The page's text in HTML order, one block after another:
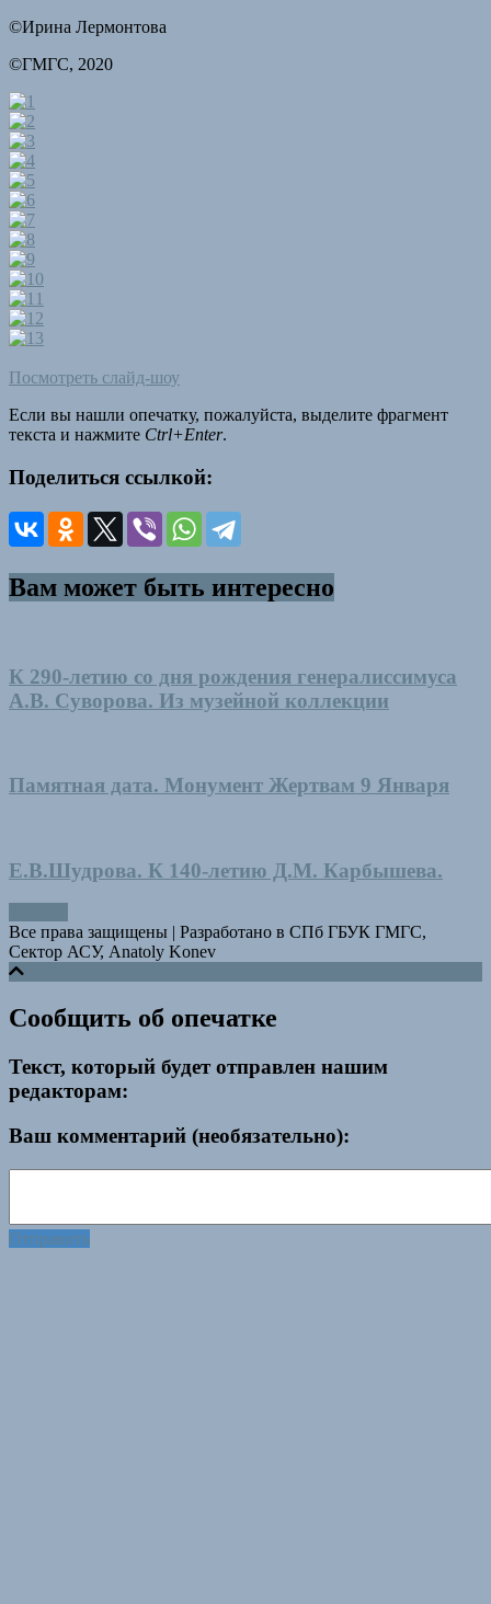
©Ирина Лермонтова
©ГМГС, 2020
Посмотреть слайд-шоу
Если вы нашли опечатку, пожалуйста, выделите фрагмент
текста и нажмите Ctrl+Enter.
Поделиться ссылкой:
Вам может быть интересно
К 290-летию со дня рождения генералиссимуса
А.В. Суворова. Из музейной коллекции
Памятная дата. Монумент Жертвам 9 Января
Е.В.Шудрова. К 140-летию Д.М. Карбышева.
Все права защищены | Разработано в СПб ГБУК ГМГС,
Сектор АСУ, Anatoly Konev
Сообщить об опечатке
Текст, который будет отправлен нашим
редакторам:
Ваш комментарий (необязательно):
Отправить